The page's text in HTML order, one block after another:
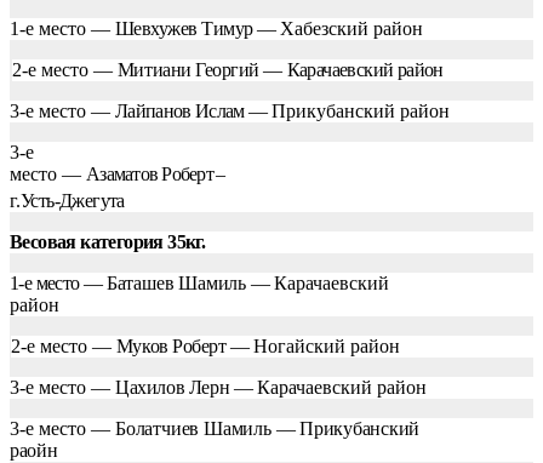
1-е место — Шевхужев Тимур — Хабезский район
2-е место — Митиани Георгий — Карачаевский район
3-е место — Лайпанов Ислам —Прикубанский район
3-е
место — Азаматов Роберт–
г.Усть-Джегута
Весовая категория 35кг.
1-е место —Баташев Шамиль —Карачаевский
район
2-е место — Муков Роберт —Ногайский район
3-е место — Цахилов Лерн —Карачаевский район
3-е место — Болатчиев Шамиль —Прикубанский
раойн